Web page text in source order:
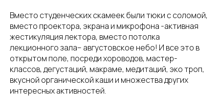
Вместо студенческих скамеек были тюки с соломой,
вместо проектора, экрана и микрофона -активная
жестикуляция лектора, вместо потолка
лекционного зала– августовское небо! И все это в
открытом поле, посреди хороводов, мастер-
классов, дегустаций, макраме, медитаций, эко троп,
вкусной органической каши и множества других
интересных активностей.